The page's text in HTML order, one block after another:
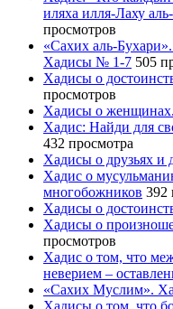
иляха илля-Лаху
просмотров
«Сахих аль-
Хадисы № 1-7 505
Хадисы о
просмотров
Хадисы о
Хадис: Найди для
432 просмотра
Хадисы о друзьях и
Хадис о
многобожников 392
Хадисы о
Хадисы о
просмотров
Хадис о том, что
неверием –
«Сахих Муслим».
Хадисы о том, что